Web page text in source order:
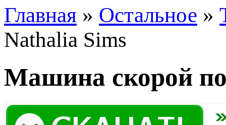
Главная » Остальное »
Nathalia Sims
Машина скорой